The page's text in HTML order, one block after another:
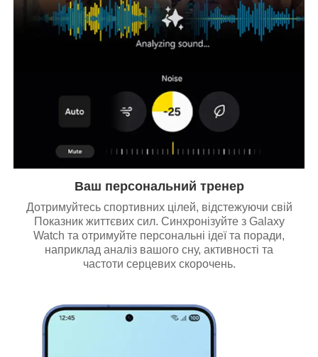
Ваш персональний тренер
Дотримуйтесь спортивних цілей, відстежуючи свій
Показник життєвих сил. Синхронізуйте з Galaxy
Watch та отримуйте персональні ідеї та поради,
наприклад аналіз вашого сну, активності та
частоти серцевих скорочень.